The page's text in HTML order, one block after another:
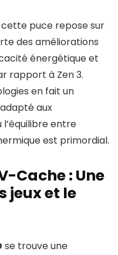
puce repose sur
des améliorations
énergétique et
rapport à Zen 3.
en fait un
aux
entre
est primordial.
Cache : Une
jeux et le
se trouve une